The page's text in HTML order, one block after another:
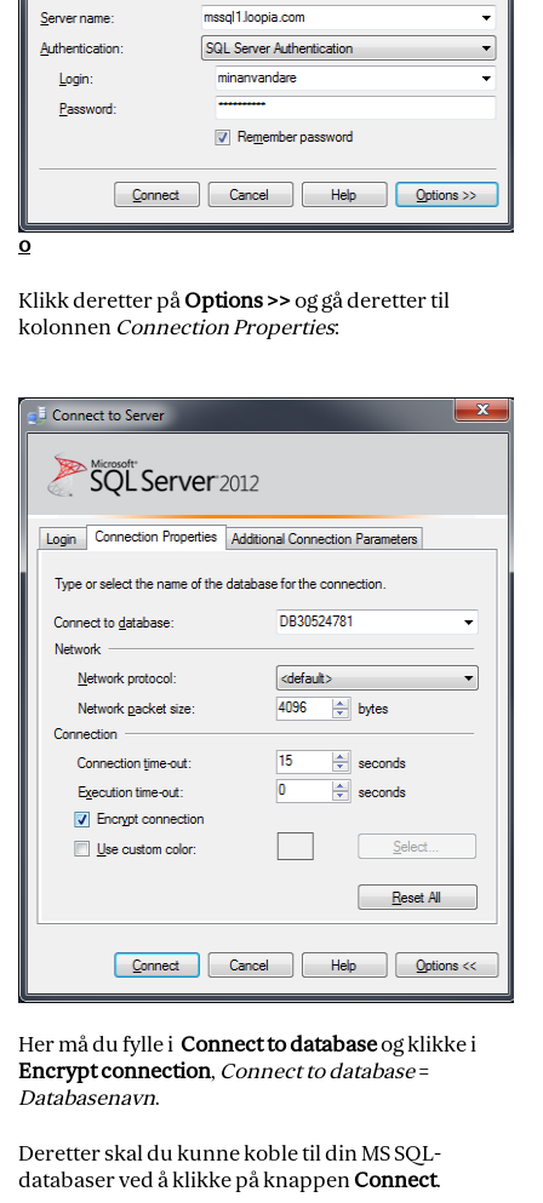
o
Klikk deretter påOptions >>og gå deretter til
kolonnen Connection Properties:
Her må du fylle i Connect to databaseog klikke i
Encrypt connection, Connect to database=
Databasenavn.
Deretter skal du kunne koble til din MS SQL-
databaser ved å klikke på knappenConnect.